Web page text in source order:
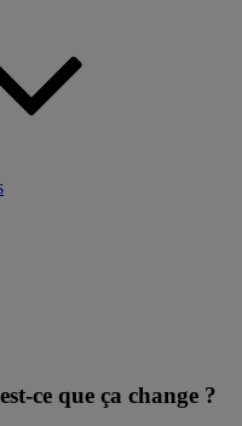
ce que ça change ?